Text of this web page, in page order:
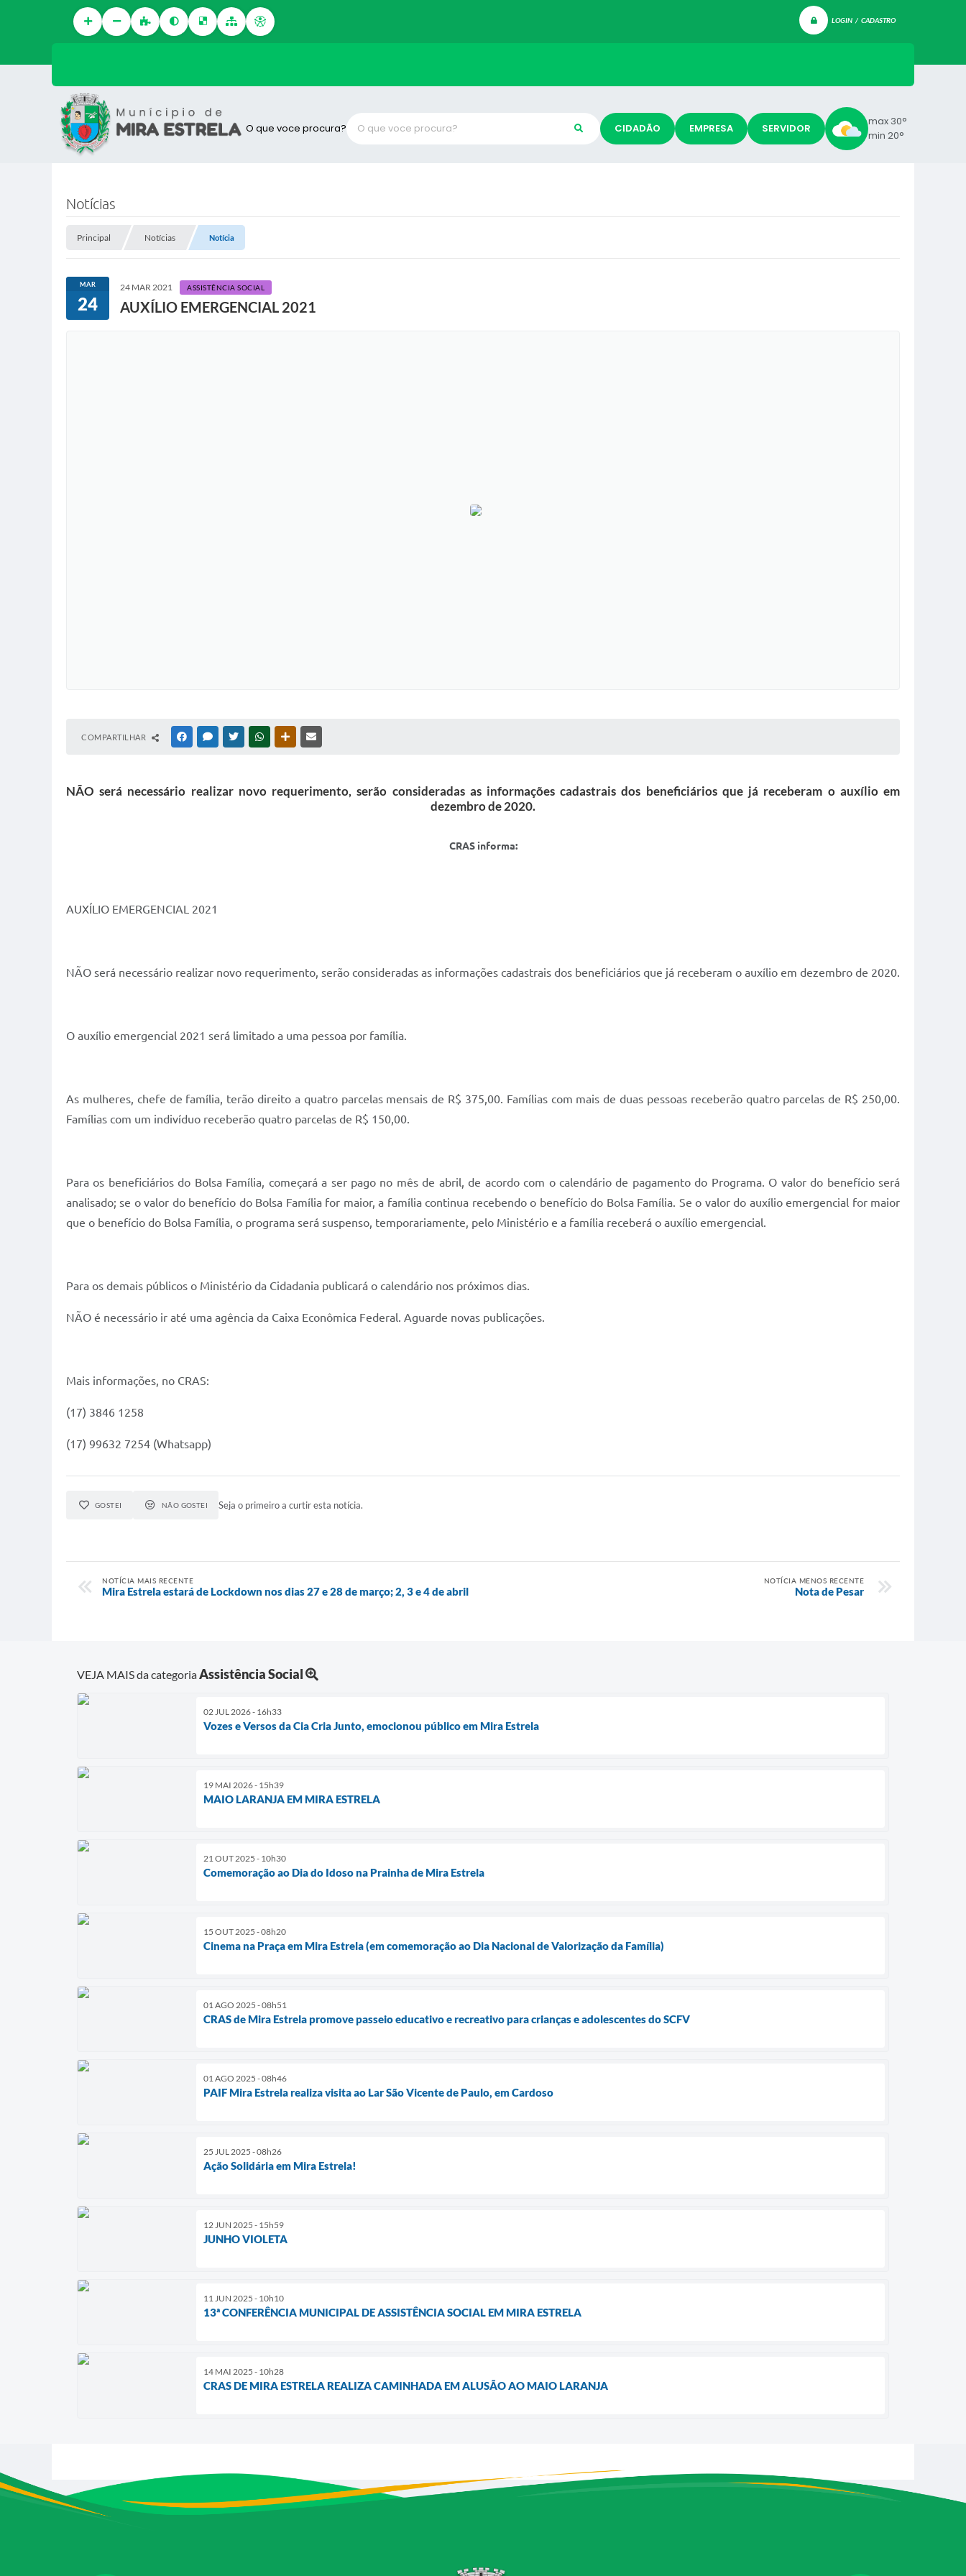
LOGIN / CADASTRO
O que voce procura? CIDADÃO EMPRESA SERVIDOR
max 30°
min 20°
Notícias
Principal Notícias Notícia
MAR
24
24 MAR 2021 ASSISTÊNCIA SOCIAL
AUXÍLIO EMERGENCIAL 2021
COMPARTILHAR FACEBOOKMESSENGER
TWITTERWHATSAPPOUTRAS MÍDIAS
NÃO será necessário realizar novo requerimento, serão consideradas as informações cadastrais dos beneficiários que já receberam o auxílio em
dezembro de 2020.
CRAS informa:
AUXÍLIO EMERGENCIAL 2021
NÃO será necessário realizar novo requerimento, serão consideradas as informações cadastrais dos beneficiários que já receberam o auxílio em dezembro de 2020.
O auxílio emergencial 2021 será limitado a uma pessoa por família.
As mulheres, chefe de família, terão direito a quatro parcelas mensais de R$ 375,00. Famílias com mais de duas pessoas receberão quatro parcelas de R$ 250,00.
Famílias com um indivíduo receberão quatro parcelas de R$ 150,00.
Para os beneficiários do Bolsa Família, começará a ser pago no mês de abril, de acordo com o calendário de pagamento do Programa. O valor do benefício será
analisado; se o valor do benefício do Bolsa Família for maior, a família continua recebendo o benefício do Bolsa Família. Se o valor do auxílio emergencial for maior
que o benefício do Bolsa Família, o programa será suspenso, temporariamente, pelo Ministério e a família receberá o auxílio emergencial.
Para os demais públicos o Ministério da Cidadania publicará o calendário nos próximos dias.
NÃO é necessário ir até uma agência da Caixa Econômica Federal. Aguarde novas publicações.
Mais informações, no CRAS:
(17) 3846 1258
(17) 99632 7254 (Whatsapp)
GOSTEI NÃO GOSTEI Seja o primeiro a curtir esta notícia.
NOTÍCIA MAIS RECENTE
Mira Estrela estará de Lockdown nos dias 27 e 28 de março; 2, 3 e 4 de abril
NOTÍCIA MENOS RECENTE
Nota de Pesar
VEJA MAIS da categoriaAssistência Social
02 JUL 2026 - 16h33
Vozes e Versos da Cia Cria Junto, emocionou público em Mira Estrela
19 MAI 2026 - 15h39
MAIO LARANJA EM MIRA ESTRELA
21 OUT 2025 - 10h30
Comemoração ao Dia do Idoso na Prainha de Mira Estrela
15 OUT 2025 - 08h20
Cinema na Praça em Mira Estrela (em comemoração ao Dia Nacional de Valorização da Família)
01 AGO 2025 - 08h51
CRAS de Mira Estrela promove passeio educativo e recreativo para crianças e adolescentes do SCFV
01 AGO 2025 - 08h46
PAIF Mira Estrela realiza visita ao Lar São Vicente de Paulo, em Cardoso
25 JUL 2025 - 08h26
Ação Solidária em Mira Estrela!
12 JUN 2025 - 15h59
JUNHO VIOLETA
11 JUN 2025 - 10h10
13ª CONFERÊNCIA MUNICIPAL DE ASSISTÊNCIA SOCIAL EM MIRA ESTRELA
14 MAI 2025 - 10h28
CRAS DE MIRA ESTRELA REALIZA CAMINHADA EM ALUSÃO AO MAIO LARANJA